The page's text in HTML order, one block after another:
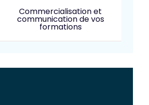
Commercialisation et
communication de vos
formations